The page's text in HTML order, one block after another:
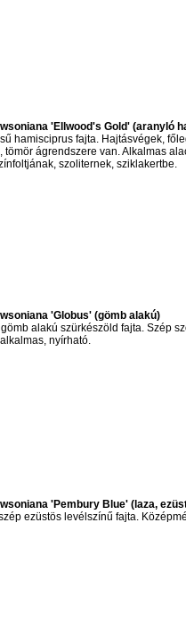
'Ellwood's Gold' (aranyló
hamisciprus fajta. Hajtásvégek,
tömör ágrendszere van. Alkalmas
szoliternek, sziklakertbe.
'Globus' (gömb alakú)
alakú szürkészöld fajta. Szép
nyírható.
'Pembury Blue' (laza,
ezüstös levélszínű fajta.